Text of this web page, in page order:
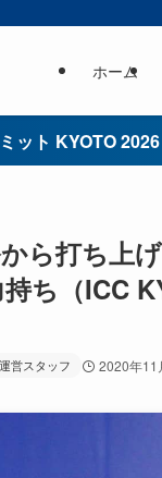
ホーム
ット KYOTO
ら打ち上
ち（ICC
運営スタッフ 2020年11